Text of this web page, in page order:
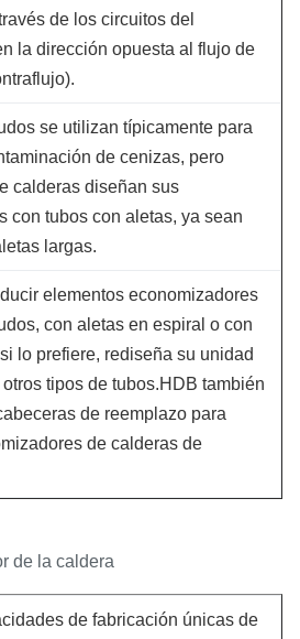
de los circuitos del
la dirección opuesta al flujo de
se utilizan típicamente para
de cenizas, pero
calderas diseñan sus
con tubos con aletas, ya sean
largas.
elementos economizadores
con aletas en espiral o con
lo prefiere, rediseña su unidad
tipos de tubos.HDB también
de reemplazo para
de calderas de
de la caldera
de fabricación únicas de